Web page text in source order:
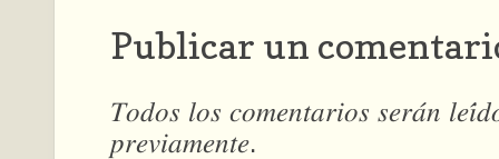
Publicar un
𝑇𝑜𝑑𝑜𝑠 𝑙𝑜𝑠 𝑐𝑜𝑚𝑒𝑛𝑡𝑎𝑟𝑖𝑜𝑠 𝑠𝑒𝑟𝑎́𝑛
𝑝𝑟𝑒𝑣𝑖𝑎𝑚𝑒𝑛𝑡𝑒.